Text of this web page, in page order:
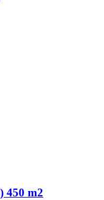
450 m2